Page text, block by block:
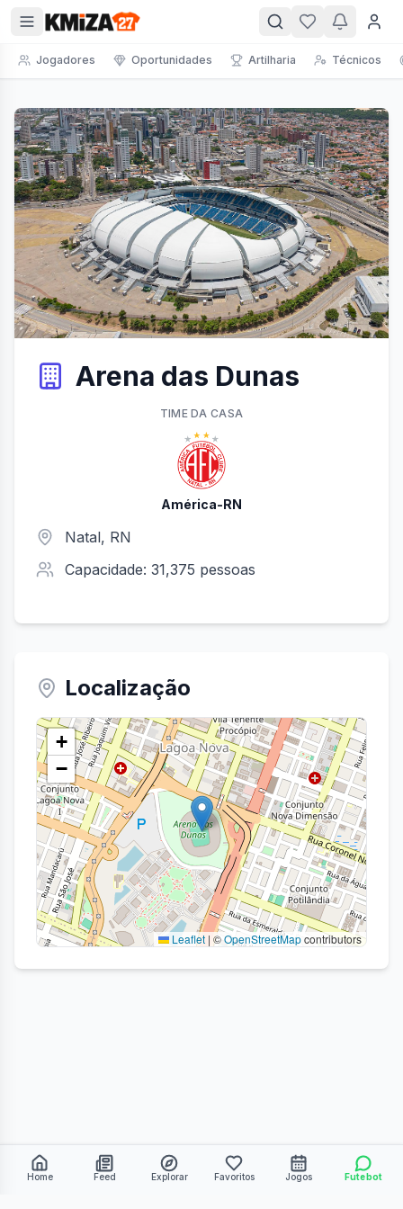
Jogadores Oportunidades Artilharia Técnicos
Arena das Dunas
Natal, RN
Capacidade: 31,375 pessoas
TIMEDA CASA
América-RN
Localização
+
−
Leaflet | ©OpenStreetMapcontributors
Home Feed Explorar Favoritos Jogos Futebot